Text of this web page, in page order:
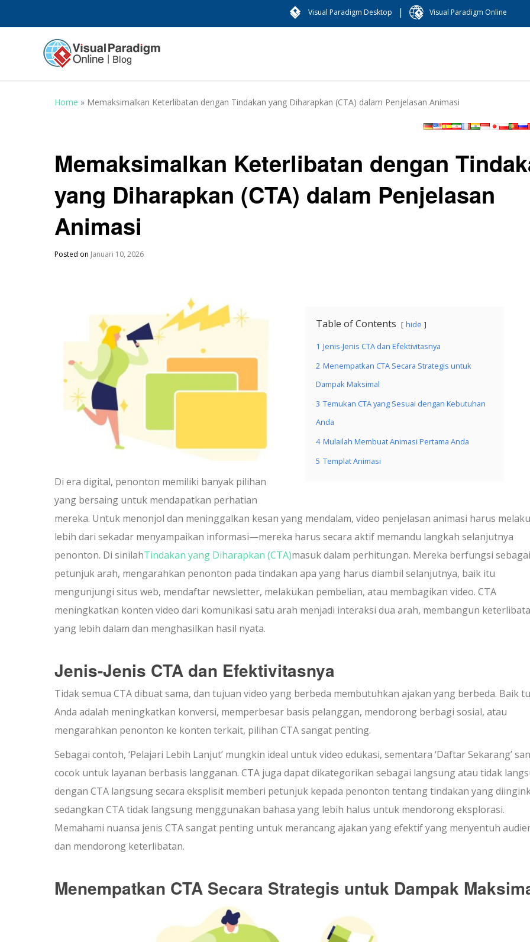
Visual Paradigm Desktop | Visual Paradigm Online
Home » Memaksimalkan Keterlibatan dengan Tindakan yang Diharapkan (CTA) dalam Penjelasan Animasi
Memaksimalkan Keterlibatan dengan
yang Diharapkan (CTA) dalam Penjelasan
Animasi
Posted on Januari 10, 2026
Table of Contents hide
1 Jenis-Jenis CTA dan Efektivitasnya
2 Menempatkan CTA Secara Strategis untuk
Dampak Maksimal
3 Temukan CTA yang Sesuai dengan Kebutuhan
Anda
4 Mulailah Membuat Animasi Pertama Anda
5 Templat Animasi
Di era digital, penonton memiliki banyak pilihan
yang bersaing untuk mendapatkan perhatian
mereka. Untuk menonjol dan meninggalkan kesan yang mendalam, video penjelasan animasi harus
lebih dari sekadar menyampaikan informasi—mereka harus secara aktif memandu langkah selanjutnya
penonton. Di sinilahTindakan yang Diharapkan (CTA)masuk dalam perhitungan. Mereka berfungsi sebagai
petunjuk arah, mengarahkan penonton pada tindakan apa yang harus diambil selanjutnya, baik itu
mengunjungi situs web, mendaftar newsletter, melakukan pembelian, atau membagikan video. CTA
meningkatkan konten video dari komunikasi satu arah menjadi interaksi dua arah, membangun
yang lebih dalam dan menghasilkan hasil nyata.
Jenis-Jenis CTA dan Efektivitasnya
Tidak semua CTA dibuat sama, dan tujuan video yang berbeda membutuhkan ajakan yang berbeda. Baik
Anda adalah meningkatkan konversi, memperbesar basis pelanggan, mendorong berbagi sosial, atau
mengarahkan penonton ke konten terkait, pilihan CTA sangat penting.
Sebagai contoh, ‘Pelajari Lebih Lanjut’ mungkin ideal untuk video edukasi, sementara ‘Daftar Sekarang’
cocok untuk layanan berbasis langganan. CTA juga dapat dikategorikan sebagai langsung atau tidak
dengan CTA langsung secara eksplisit memberi petunjuk kepada penonton tentang tindakan yang
sedangkan CTA tidak langsung menggunakan bahasa yang lebih halus untuk mendorong eksplorasi.
Memahami nuansa jenis CTA sangat penting untuk merancang ajakan yang efektif yang menyentuh
dan mendorong keterlibatan.
Menempatkan CTA Secara Strategis untuk Dampak